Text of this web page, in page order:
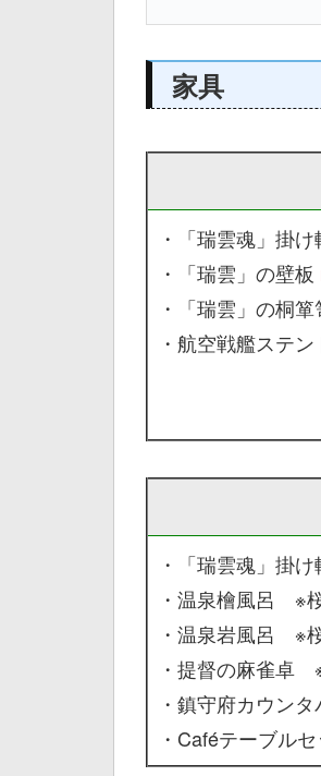
家具
・「瑞雲魂」掛け
・「瑞雲」の壁板
・「瑞雲」の桐箪
・航空戦艦ステ
・「瑞雲魂」掛け
・温泉檜風呂 ※
・温泉岩風呂 ※
・提督の麻雀卓
・鎮守府カウン
・Caféテーブル